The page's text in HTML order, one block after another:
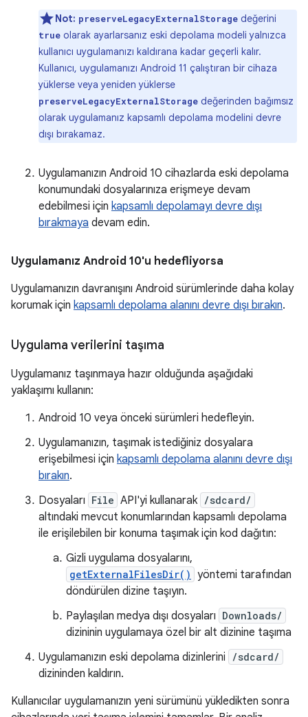
Not: preserveLegacyExternalStorage değerini
true olarak ayarlarsanız eski depolama modeli yalnızca
kullanıcı uygulamanızı kaldırana kadar geçerli kalır.
Kullanıcı, uygulamanızı Android 11 çalıştıran bir cihaza
yüklerse veya yeniden yüklerse
preserveLegacyExternalStorage değerinden bağımsız
olarak uygulamanız kapsamlı depolama modelini devre
dışı bırakamaz.
Uygulamanızın Android 10 cihazlarda eski depolama
konumundaki dosyalarınıza erişmeye devam
edebilmesi için kapsamlı depolamayı devre dışı
bırakmaya devam edin.
Uygulamanız Android 10'u hedefliyorsa
Uygulamanızın davranışını Android sürümlerinde daha kolay
korumak için kapsamlı depolama alanını devre dışı bırakın.
Uygulama verilerini taşıma
Uygulamanız taşınmaya hazır olduğunda aşağıdaki
yaklaşımı kullanın:
Android 10 veya önceki sürümleri hedefleyin.
Uygulamanızın, taşımak istediğiniz dosyalara
erişebilmesi için kapsamlı depolama alanını devre dışı
bırakın.
Dosyaları File API'yi kullanarak /sdcard/
altındaki mevcut konumlarından kapsamlı depolama
ile erişilebilen bir konuma taşımak için kod dağıtın:
Gizli uygulama dosyalarını,
getExternalFilesDir() yöntemi tarafından
döndürülen dizine taşıyın.
Paylaşılan medya dışı dosyaları Downloads/
dizininin uygulamaya özel bir alt dizinine taşıma
Uygulamanızın eski depolama dizinlerini
/sdcard/
dizininden kaldırın.
Kullanıcılar uygulamanızın yeni sürümünü yükledikten sonra